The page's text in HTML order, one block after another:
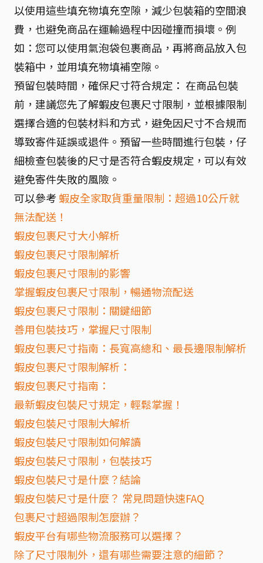
以使用這些填充物填充空隙，減少包裝箱的空間浪
費，也避免商品在運輸過程中因碰撞而損壞。例
如：您可以使用氣泡袋包裹商品，再將商品放入包
裝箱中，並用填充物填補空隙。
預留包裝時間，確保尺寸符合規定： 在商品包裝
前，建議您先了解蝦皮包裹尺寸限制，並根據限制
選擇合適的包裝材料和方式，避免因尺寸不合規而
導致寄件延誤或退件。預留一些時間進行包裝，仔
細檢查包裝後的尺寸是否符合蝦皮規定，可以有效
避免寄件失敗的風險。
可以參考 蝦皮全家取貨重量限制：超過10公斤就
無法配送！
蝦皮包裹尺寸大小解析
蝦皮包裹尺寸限制解析
蝦皮包裹尺寸限制的影響
掌握蝦皮包裹尺寸限制，暢通物流配送
蝦皮包裹尺寸限制：關鍵細節
善用包裝技巧，掌握尺寸限制
蝦皮包裹尺寸指南：長寬高總和、最長邊限制解析
蝦皮包裹尺寸限制解析：
蝦皮包裹尺寸指南：
最新蝦皮包裝尺寸規定，輕鬆掌握！
蝦皮包裝尺寸限制大解析
蝦皮包裝尺寸限制如何解讀
蝦皮包裝尺寸限制，包裝技巧
蝦皮包裝尺寸是什麼？結論
蝦皮包裝尺寸是什麼？ 常見問題快速FAQ
包裹尺寸超過限制怎麼辦？
蝦皮平台有哪些物流服務可以選擇？
除了尺寸限制外，還有哪些需要注意的細節？